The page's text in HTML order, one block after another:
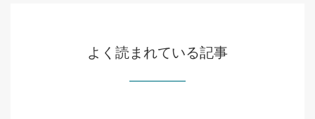
よく読まれている記事